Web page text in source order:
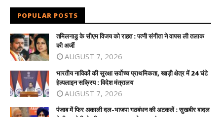
POPULAR POSTS
तमिलनाडु के सीएम विजय को राहत : पत्नी संगीता ने वापस ली तलाक
की अर्जी
AUGUST 7, 2026
भारतीय नाविकों की सुरक्षा सर्वोच्च प्राथमिकता, खाड़ी क्षेत्र में 24 घंटे
हेल्पलाइन सक्रिय : विदेश मंत्रालय
AUGUST 7, 2026
पंजाब में फिर अकाली दल-भाजपा गठबंधन की अटकलें : सुखबीर बादल